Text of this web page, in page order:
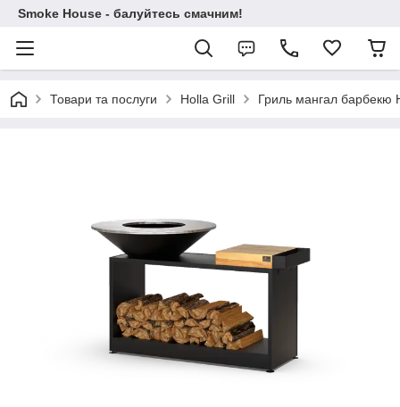
Smoke House - балуйтесь смачним!
Товари та послуги Holla Grill Гриль мангал барбекю